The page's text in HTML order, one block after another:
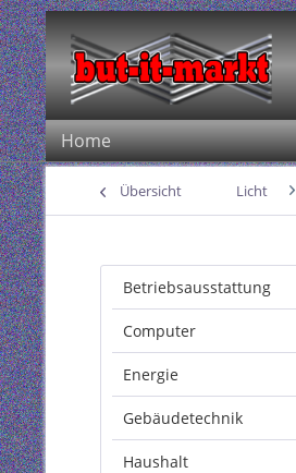
Home
Übersicht Licht
Betriebsausstattung
Computer
Energie
Gebäudetechnik
Haushalt